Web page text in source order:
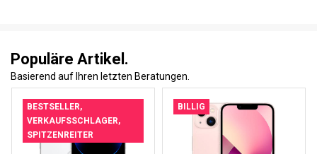
Populäre Artikel.
Basierend auf Ihren letzten Beratungen.
BESTSELLER,
VERKAUFSSCHLAGER,
SPITZENREITER
BILLIG